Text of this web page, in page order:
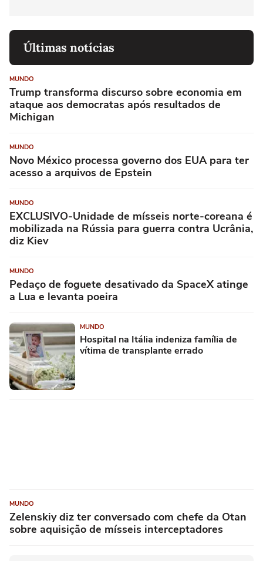
Últimas notícias
MUNDO
Trump transforma discurso sobre economia em
ataque aos democratas após resultados de
Michigan
MUNDO
Novo México processa governo dos EUA para ter
acesso a arquivos de Epstein
MUNDO
EXCLUSIVO-Unidade de mísseis norte-coreana é
mobilizada na Rússia para guerra contra Ucrânia,
diz Kiev
MUNDO
Pedaço de foguete desativado da SpaceX atinge
a Lua e levanta poeira
MUNDO
Hospital na Itália indeniza família de
vítima de transplante errado
MUNDO
Zelenskiy diz ter conversado com chefe da Otan
sobre aquisição de mísseis interceptadores